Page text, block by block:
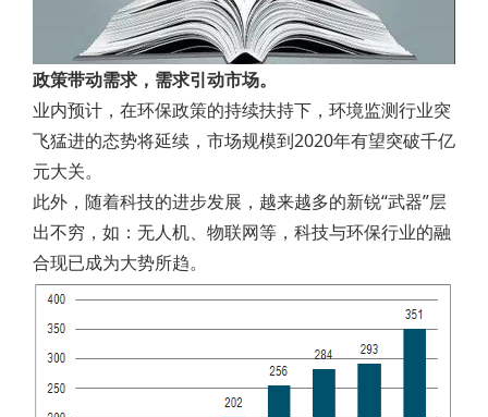
政策带动需求，需求引动市场。
业内预计，在环保政策的持续扶持下，环境监测行业突
飞猛进的态势将延续，市场规模到2020年有望突破千亿
元大关。
此外，随着科技的进步发展，越来越多的新锐“武器”层
出不穷，如：无人机、物联网等，科技与环保行业的融
合现已成为大势所趋。